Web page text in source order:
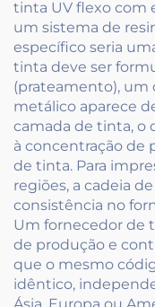
tinta UV flexo com
um sistema de
específico seria
tinta deve ser
(prateamento), um
metálico aparece
camada de tinta, o
à concentração de
de tinta. Para
regiões, a cadeia
consistência no
Um fornecedor de
de produção e
que o mesmo
idêntico,